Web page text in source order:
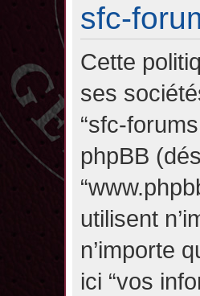
sfc-
Cette
ses
“sfc-
phpBB
utilisent
n’importe
ici “vos